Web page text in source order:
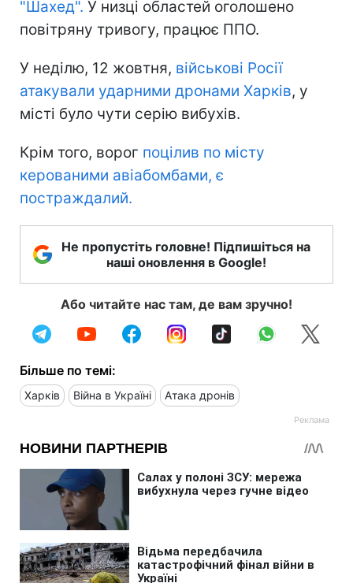
"Шахед". У низці областей оголошено
повітряну тривогу, працює ППО.
У неділю, 12 жовтня, військові Росії
атакували ударними дронами Харків, у
місті було чути серію вибухів.
Крім того, ворог поцілив по місту
керованими авіабомбами, є
постраждалий.
Не пропустіть головне! Підпишіться на
наші оновлення в Google!
Або читайте нас там, де вам зручно!
Більше по темі:
Харків Війна в Україні Атака дронів